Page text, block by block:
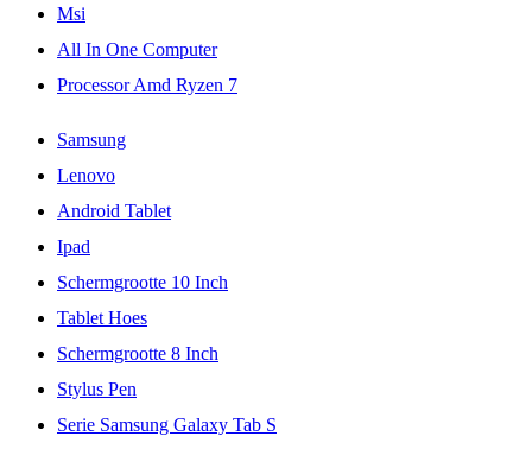
Msi
All In One Computer
Processor Amd Ryzen 7
Samsung
Lenovo
Android Tablet
Ipad
Schermgrootte 10 Inch
Tablet Hoes
Schermgrootte 8 Inch
Stylus Pen
Serie Samsung Galaxy Tab S